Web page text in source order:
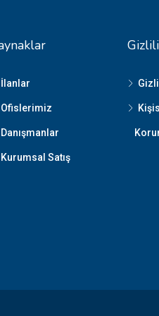
İlanlar
Ofislerimiz
Danışmanlar
Kurumsal Satış